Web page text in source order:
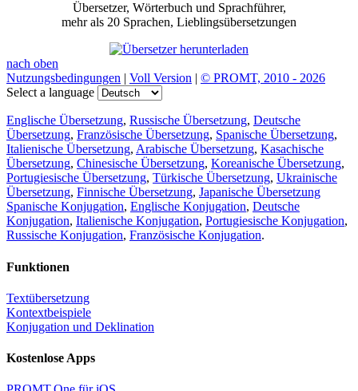
Übersetzer, Wörterbuch und Sprachführer,
mehr als 20 Sprachen, Lieblingsübersetzungen
nach oben
Nutzungsbedingungen | Voll Version | © PROMT, 2010 - 2026
Select a language
Englische Übersetzung, Russische Übersetzung, Deutsche
Übersetzung, Französische Übersetzung, Spanische Übersetzung,
Italienische Übersetzung, Arabische Übersetzung, Kasachische
Übersetzung, Chinesische Übersetzung, Koreanische Übersetzung,
Portugiesische Übersetzung, Türkische Übersetzung, Ukrainische
Übersetzung, Finnische Übersetzung, Japanische Übersetzung
Spanische Konjugation, Englische Konjugation, Deutsche
Konjugation, Italienische Konjugation, Portugiesische Konjugation,
Russische Konjugation, Französische Konjugation.
Funktionen
Textübersetzung
Kontextbeispiele
Konjugation und Deklination
Kostenlose Apps